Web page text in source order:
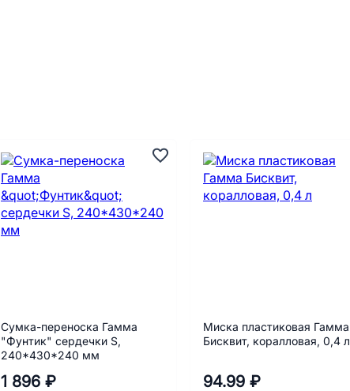
Сумка-переноска Гамма
"Фунтик" сердечки S,
240*430*240 мм
1 896 ₽
Миска пластиковая Гамма
Бисквит, коралловая, 0,4 л
94.99 ₽